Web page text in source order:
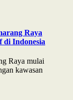
Raya
di Indonesia
Raya mulai
kawasan